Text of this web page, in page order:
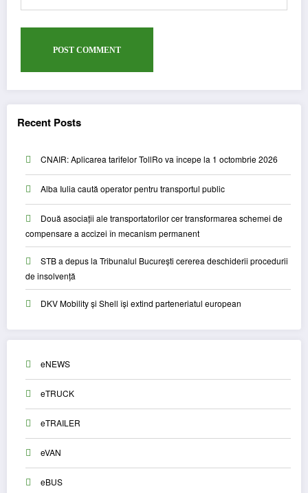
Recent Posts
CNAIR: Aplicarea tarifelor TollRo va începe la 1 octombrie 2026
Alba Iulia caută operator pentru transportul public
Două asociații ale transportatorilor cer transformarea schemei de
compensare a accizei în mecanism permanent
STB a depus la Tribunalul București cererea deschiderii procedurii
de insolvență
DKV Mobility și Shell își extind parteneriatul european
eNEWS
eTRUCK
eTRAILER
eVAN
eBUS